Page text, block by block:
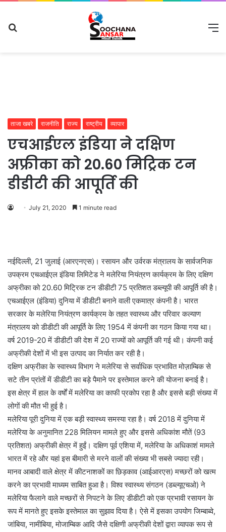
ताजा खबरे राजनीति राज्य राष्ट्रीय व्यापार
एचआईएल इंडिया ने दक्षिण
अफ्रीका को 20.60 मिट्रिक टन
डीडीटी की आपूर्ति की
July 21, 2020 1 minute read
नईदिल्ली, 21 जुलाई (आरएनएस)। रसायन और उर्वरक मंत्रालय के सार्वजनिक
उपक्रम एचआईएल इंडिया लिमिटेड ने मलेरिया नियंत्रण कार्यक्रम के लिए दक्षिण
अफ्रीका को 20.60 मिट्रिक टन डीडीटी 75 प्रतिशत डब्ल्यूपी की आपूर्ति की है।
एचआईएल (इंडिया) दुनिया में डीडीटी बनाने वाली एकमात्र कंपनी है। भारत
सरकार के मलेरिया नियंत्रण कार्यक्रम के तहत स्वास्थ्य और परिवार कल्याण
मंत्रालय को डीडीटी की आपूर्ति के लिए 1954 में कंपनी का गठन किया गया था।
वर्ष 2019-20 में डीडीटी की देश में 20 राज्यों को आपूर्ति की गई थी। कंपनी कई
अफ्रीकी देशों में भी इस उत्पाद का निर्यात कर रही है।
दक्षिण अफ्रीका के स्वास्थ्य विभाग ने मलेरिया से सर्वाधिक प्रभावित मोज़ाम्बिक से
सटे तीन प्रांतों में डीडीटी का बड़े पैमाने पर इस्तेमाल करने की योजना बनाई है।
इस क्षेत्र में हाल के वर्षों में मलेरिया का काफी प्रकोप रहा है और इससे बड़ी संख्या में
लोगों की मौत भी हुई है।
मलेरिया पूरी दुनिया में एक बड़ी स्वास्थ्य समस्या रहा है। वर्ष 2018 में दुनिया में
मलेरिया के अनुमानित 228 मिलियन मामले हुए और इससे अधिकांश मौतें (93
प्रतिशत) अफ्रीकी क्षेत्र में हुईं। दक्षिण पूर्व एशिया में, मलेरिया के अधिकाशं मामले
भारत में रहे और यहां इस बीमारी से मरने वालों की संख्या भी सबसे ज्यादा रही।
मानव आबादी वाले क्षेत्र में कीटनाशकों का छिड़काव (आईआरएस) मच्छरों को खत्म
करने का प्रभावी माध्यम साबित हुआ है। विश्व स्वास्थ्य संगठन (डब्ल्यूएचओ) ने
मलेरिया फैलाने वाले मच्छरों से निपटने के लिए डीडीटी को एक प्रभावी रसायन के
रूप में मानते हुए इसके इस्तेमाल का सुझाव दिया है। ऐसे में इसका उपयोग जिम्बाब्वे,
जांबिया, नामीबिया, मोजाम्बिक आदि जैसे दक्षिणी अफ्रीकी देशों द्वारा व्यापक रूप से